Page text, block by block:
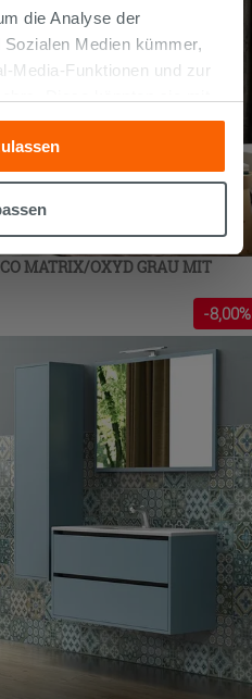
die Analyse der
Medien kümmer,
Media-Funktionen und zur
ihnen geliefert haben oder
ihrer Dienste
Falls Sie mehr wissen
zu allen oder einigen
auf die Schaltfläche
werden. Wenn Sie auf
können Sie das Surfen erst
Cookies fortsetzen.
MATRIX/OXYD GRAU MIT
-8,00%